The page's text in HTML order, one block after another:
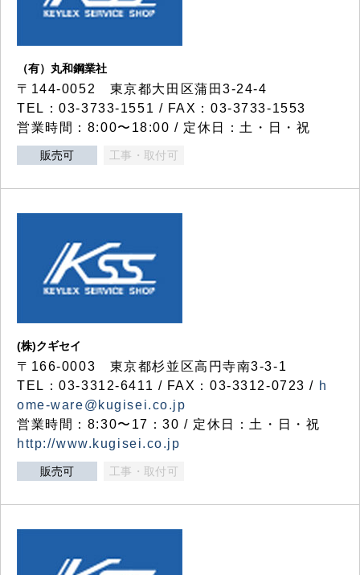
（有）丸和鋼業社
〒144-0052 東京都大田区蒲田3-24-4
TEL：03-3733-1551 / FAX：03-3733-1553
営業時間：8:00〜18:00 / 定休日：土・日・祝
販売可 工事・取付可
(株)クギセイ
〒166-0003 東京都杉並区高円寺南3-3-1
TEL：03-3312-6411 / FAX：03-3312-0723 / h
ome-ware@kugisei.co.jp
営業時間：8:30〜17：30 / 定休日：土・日・祝
http://www.kugisei.co.jp
販売可 工事・取付可